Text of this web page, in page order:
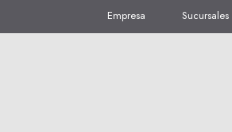
Empresa Sucursales